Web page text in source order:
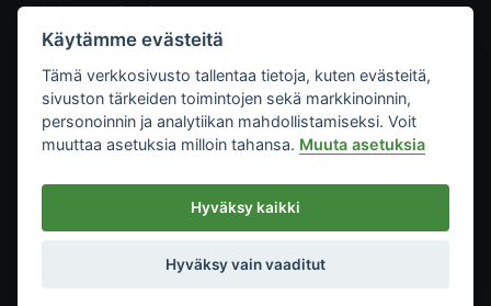
Asiakaspalvelu
Yhteystiedot
Palaute
Mediakortti
Metsätrans-Lehti Oy
2026
Tietosuoja
Käytämme evästeitä
Tämä verkkosivusto tallentaa tietoja, kuten evästeitä,
sivuston tärkeiden toimintojen sekä markkinoinnin,
personoinnin ja analytiikan mahdollistamiseksi. Voit
muuttaa asetuksia milloin tahansa. Muuta asetuksia
Hyväksy kaikki
Hyväksy vain vaaditut